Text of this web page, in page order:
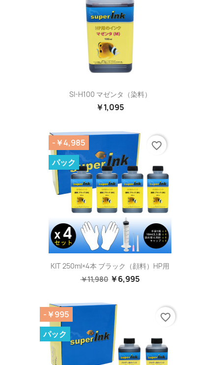
SI-H100 マゼンタ（染料）
￥1,095
KIT 250ml×4本 ブラック（顔料）HP用
￥11,980 ￥6,995
-￥4,985
パック
favorite_border
-￥995
パック
favorite_border